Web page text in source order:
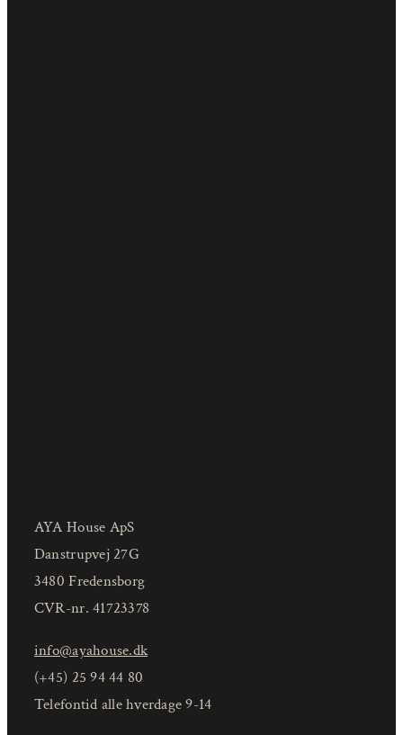
AYA House ApS
Danstrupvej 27G
3480 Fredensborg
CVR-nr. 41723378
info@ayahouse.dk
(+45) 25 94 44 80
Telefontid alle hverdage 9-14